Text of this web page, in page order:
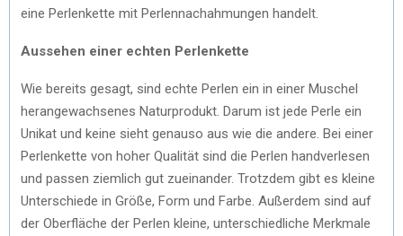
eine Perlenkette mit Perlennachahmungen handelt.
Aussehen einer echten Perlenkette
Wie bereits gesagt, sind echte Perlen ein in einer Muschel
herangewachsenes Naturprodukt. Darum ist jede Perle ein
Unikat und keine sieht genauso aus wie die andere. Bei einer
Perlenkette von hoher Qualität sind die Perlen handverlesen
und passen ziemlich gut zueinander. Trotzdem gibt es kleine
Unterschiede in Größe, Form und Farbe. Außerdem sind auf
der Oberfläche der Perlen kleine, unterschiedliche Merkmale